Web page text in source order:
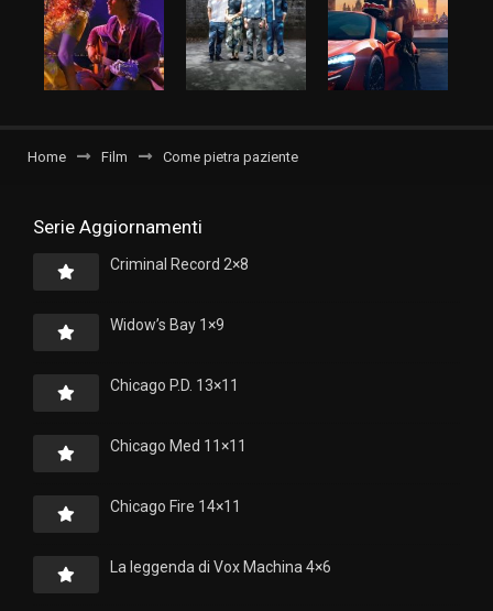
Home Film Come pietra paziente
Serie Aggiornamenti
Criminal Record 2×8
Widow’s Bay 1×9
Chicago P.D. 13×11
Chicago Med 11×11
Chicago Fire 14×11
La leggenda di Vox Machina 4×6